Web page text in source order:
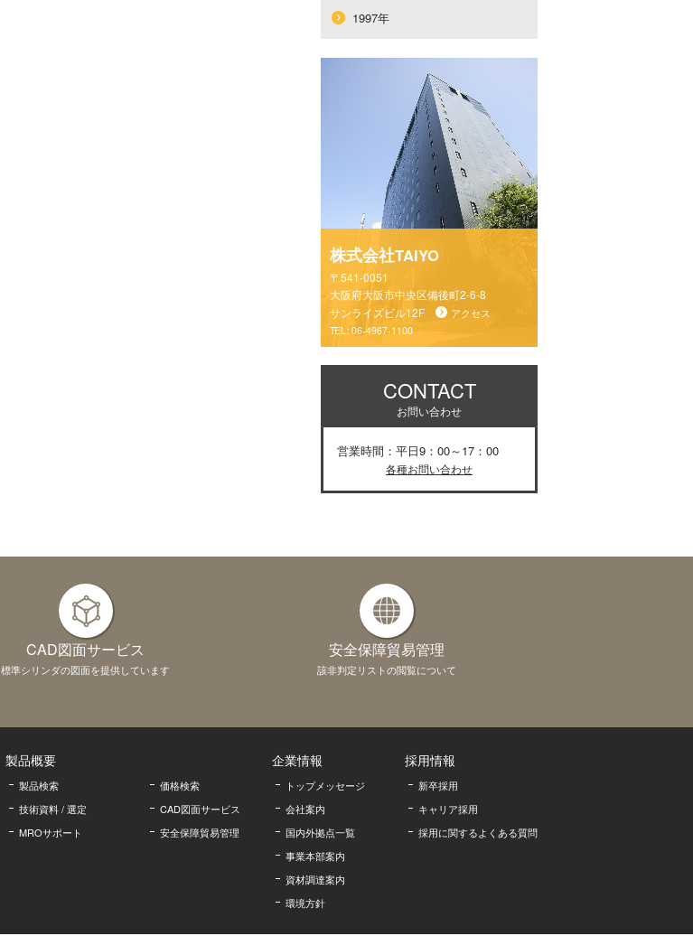
1997年
株式会社TAIYO
〒541-0051
大阪府大阪市中央区備後町2-6-8
サンライズビル12F
アクセス
TEL : 06-4967-1100
CONTACT
お問い合わせ
営業時間：平日9：00～17：00
各種お問い合わせ
CAD図面サービス
標準シリンダの図面を提供しています
安全保障貿易管理
該非判定リストの閲覧について
製品概要
製品検索
価格検索
技術資料 / 選定
CAD図面サービス
MROサポート
安全保障貿易管理
企業情報
トップメッセージ
会社案内
国内外拠点一覧
事業本部案内
資材調達案内
環境方針
採用情報
新卒採用
キャリア採用
採用に関するよくある質問